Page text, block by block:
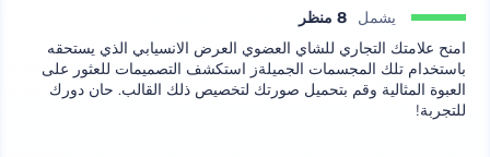
يشمل
8 منظر
امنح علامتك التجاري للشاي العضوي العرض الانسيابي الذي يستحقه
باستخدام تلك المجسمات الجميلةز استكشف التصميمات للعثور على
العبوة المثالية وقم بتحميل صورتك لتخصيص ذلك القالب. حان دورك
للتجربة!